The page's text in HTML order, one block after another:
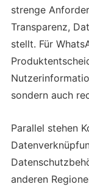
strenge
Transparenz,
stellt. Für
sondern auch
Parallel stehen
anderen